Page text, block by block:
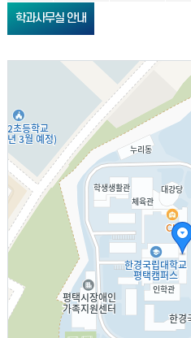
학과사무실 안내